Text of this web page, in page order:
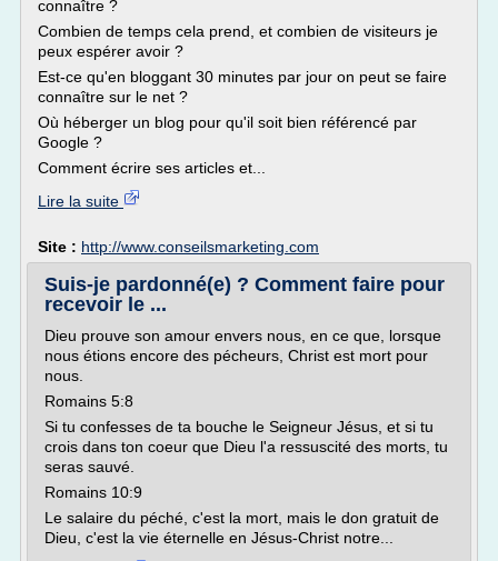
connaître ?
Combien de temps cela prend, et combien de visiteurs je
peux espérer avoir ?
Est-ce qu'en bloggant 30 minutes par jour on peut se faire
connaître sur le net ?
Où héberger un blog pour qu'il soit bien référencé par
Google ?
Comment écrire ses articles et...
Lire la suite
Site : http://www.conseilsmarketing.com
Suis-je pardonné(e) ? Comment faire pour
recevoir le ...
Dieu prouve son amour envers nous, en ce que, lorsque
nous étions encore des pécheurs, Christ est mort pour
nous.
Romains 5:8
Si tu confesses de ta bouche le Seigneur Jésus, et si tu
crois dans ton coeur que Dieu l'a ressuscité des morts, tu
seras sauvé.
Romains 10:9
Le salaire du péché, c'est la mort, mais le don gratuit de
Dieu, c'est la vie éternelle en Jésus-Christ notre...